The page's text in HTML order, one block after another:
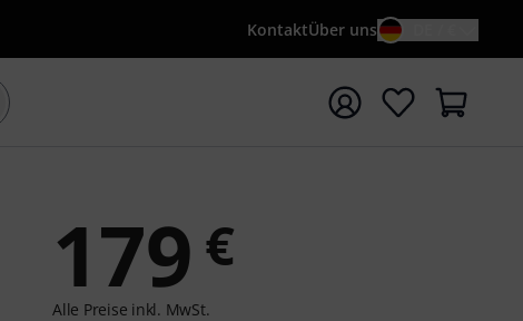
KontaktÜber uns
mit Suchwort {searchTerm} starten
179 €
Alle Preise inkl. MwSt.